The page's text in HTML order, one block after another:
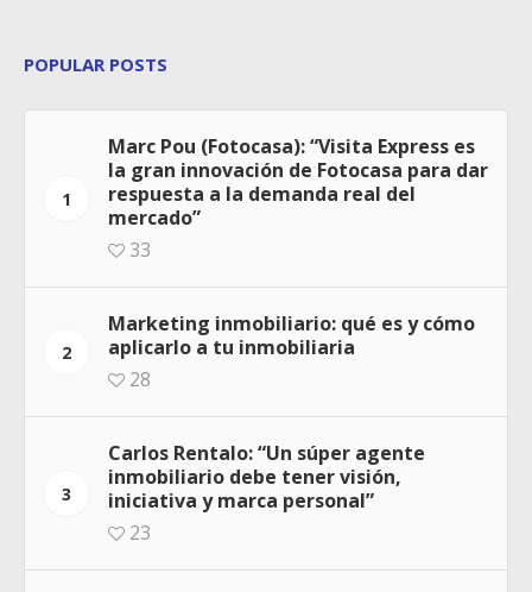
POPULAR POSTS
1
Marc Pou (Fotocasa): “Visita Express es
la gran innovación de Fotocasa para dar
respuesta a la demanda real del
mercado”
33
2
Marketing inmobiliario: qué es y cómo
aplicarlo a tu inmobiliaria
28
3
Carlos Rentalo: “Un súper agente
inmobiliario debe tener visión,
iniciativa y marca personal”
23